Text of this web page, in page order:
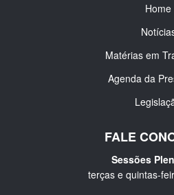
Home
Matérias em
Agenda da
FALE
Sessões
terças e quintas-